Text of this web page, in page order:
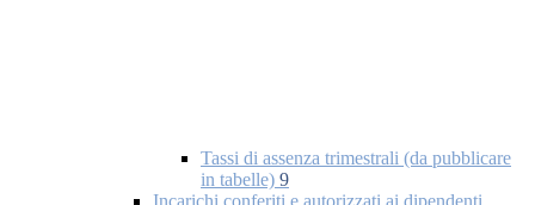
Tassi di assenza trimestrali (da pubblicare
in tabelle) 9